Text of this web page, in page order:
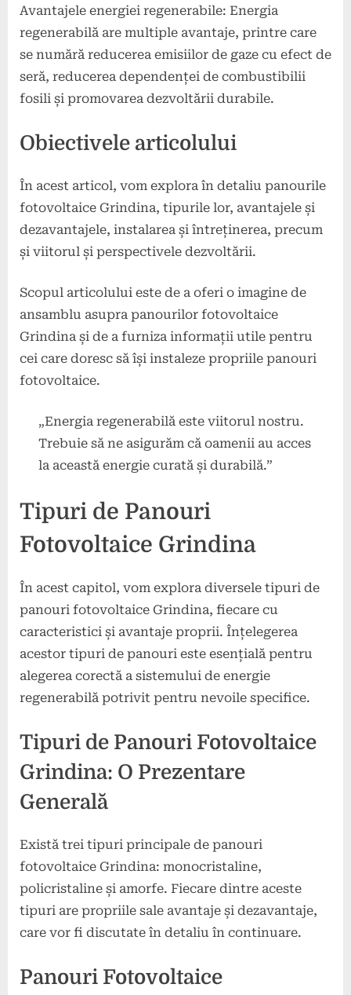
Avantajele energiei regenerabile: Energia
regenerabilă are multiple avantaje, printre care
se numără reducerea emisiilor de gaze cu efect de
seră, reducerea dependenței de combustibilii
fosili și promovarea dezvoltării durabile.
Obiectivele articolului
În acest articol, vom explora în detaliu panourile
fotovoltaice Grindina, tipurile lor, avantajele și
dezavantajele, instalarea și întreținerea, precum
și viitorul și perspectivele dezvoltării.
Scopul articolului este de a oferi o imagine de
ansamblu asupra panourilor fotovoltaice
Grindina și de a furniza informații utile pentru
cei care doresc să își instaleze propriile panouri
fotovoltaice.
„Energia regenerabilă este viitorul nostru.
Trebuie să ne asigurăm că oamenii au acces
la această energie curată și durabilă.”
Tipuri de Panouri
Fotovoltaice Grindina
În acest capitol, vom explora diversele tipuri de
panouri fotovoltaice Grindina, fiecare cu
caracteristici și avantaje proprii. Înțelegerea
acestor tipuri de panouri este esențială pentru
alegerea corectă a sistemului de energie
regenerabilă potrivit pentru nevoile specifice.
Tipuri de Panouri Fotovoltaice
Grindina: O Prezentare
Generală
Există trei tipuri principale de panouri
fotovoltaice Grindina: monocristaline,
policristaline și amorfe. Fiecare dintre aceste
tipuri are propriile sale avantaje și dezavantaje,
care vor fi discutate în detaliu în continuare.
Panouri Fotovoltaice